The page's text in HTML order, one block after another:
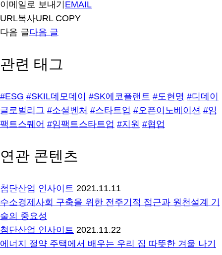
이메일로 보내기 EMAIL
URL복사URL COPY
다음 글다음 글
관련 태그
#ESG #SKIL데모데이 #SK에코플랜트 #도현명 #디데이
글로벌리그 #소셜벤처 #스타트업 #오픈이노베이션 #임
팩트스퀘어 #임팩트스타트업 #지원 #협업
연관 콘텐츠
첨단산업 인사이트 2021.11.11
수소경제사회 구축을 위한 전주기적 접근과 원천설계 기
술의 중요성
첨단산업 인사이트 2021.11.22
에너지 절약 주택에서 배우는 우리 집 따뜻한 겨울 나기